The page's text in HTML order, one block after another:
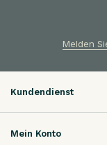
Melden
Kundendienst
Mein Konto